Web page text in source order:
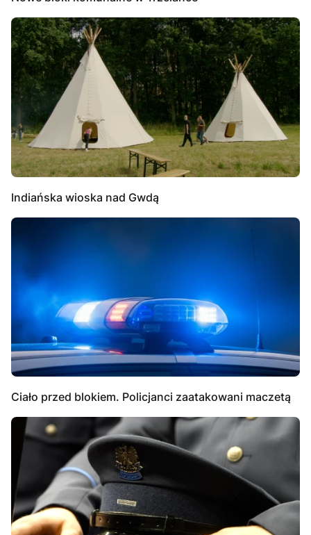
Indiańska wioska nad Gwdą
Ciało przed blokiem. Policjanci zaatakowani maczetą